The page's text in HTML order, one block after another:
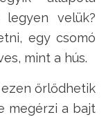
velük?
egy csomó
mint a hús.
őrlődhetik
megérzi a bajt